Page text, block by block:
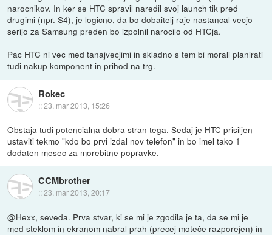
narocnikov. In ker se HTC spravil naredil svoj launch tik pred
drugimi (npr. S4), je logicno, da bo dobaitelj raje nastancal vecjo
serijo za Samsung preden bo izpolnil narocilo od HTCja.
Pac HTC ni vec med tanajvecjimi in skladno s tem bi morali planirati
tudi nakup komponent in prihod na trg.
Rokec
::23. mar 2013, 15:26
Obstaja tudi potencialna dobra stran tega. Sedaj je HTC prisiljen
ustaviti tekmo "kdo bo prvi izdal nov telefon" in bo imel tako 1
dodaten mesec za morebitne popravke.
CCMbrother
::23. mar 2013, 20:17
@Hexx, seveda. Prva stvar, ki se mi je zgodila je ta, da se mi je
med steklom in ekranom nabral prah (precej moteče razporejen) in